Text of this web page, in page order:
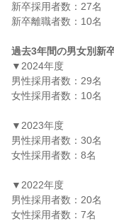
新卒採用者数：27名
新卒離職者数：10名
過去3年間の男女別新
▼2024年度
男性採用者数：29名
女性採用者数：10名
▼2023年度
男性採用者数：30名
女性採用者数：8名
▼2022年度
男性採用者数：20名
女性採用者数：7名